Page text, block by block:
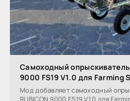
Самоходный опрыскиватель
9000 FS19 V1.0 для Farming
Мод добавляет самоходный
RUBICON 9000 FS19 V1.0 для